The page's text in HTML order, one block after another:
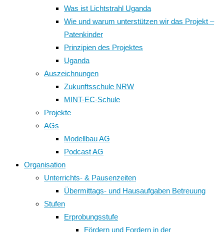
Was ist Lichtstrahl Uganda
Wie und warum unterstützen wir das Projekt –
Patenkinder
Prinzipien des Projektes
Uganda
Auszeichnungen
Zukunftsschule NRW
MINT-EC-Schule
Projekte
AGs
Modellbau AG
Podcast AG
Organisation
Unterrichts- & Pausenzeiten
Übermittags- und Hausaufgaben Betreuung
Stufen
Erprobungsstufe
Fördern und Fordern in der